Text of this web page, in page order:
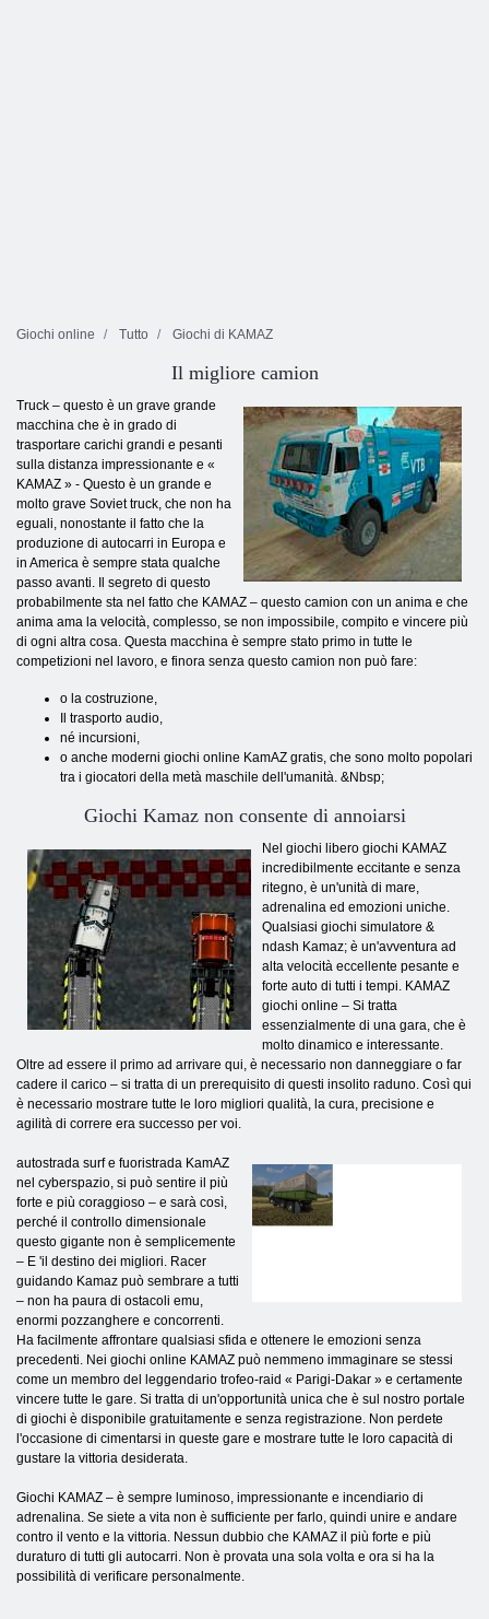
Giochi online Tutto Giochi di KAMAZ
Il migliore camion
Truck – questo è un grave grande
macchina che è in grado di
trasportare carichi grandi e pesanti
sulla distanza impressionante e «
KAMAZ » - Questo è un grande e
molto grave Soviet truck, che non ha
eguali, nonostante il fatto che la
produzione di autocarri in Europa e
in America è sempre stata qualche
passo avanti. Il segreto di questo
probabilmente sta nel fatto che KAMAZ – questo camion con un anima e che
anima ama la velocità, complesso, se non impossibile, compito e vincere più
di ogni altra cosa. Questa macchina è sempre stato primo in tutte le
competizioni nel lavoro, e finora senza questo camion non può fare:
o la costruzione,
Il trasporto audio,
né incursioni,
o anche moderni giochi online KamAZ gratis, che sono molto popolari
tra i giocatori della metà maschile dell'umanità. &Nbsp;
Giochi Kamaz non consente di annoiarsi
Nel giochi libero giochi KAMAZ
incredibilmente eccitante e senza
ritegno, è un'unità di mare,
adrenalina ed emozioni uniche.
Qualsiasi giochi simulatore &
ndash Kamaz; è un'avventura ad
alta velocità eccellente pesante e
forte auto di tutti i tempi. KAMAZ
giochi online – Si tratta
essenzialmente di una gara, che è
molto dinamico e interessante.
Oltre ad essere il primo ad arrivare qui, è necessario non danneggiare o far
cadere il carico – si tratta di un prerequisito di questi insolito raduno. Così qui
è necessario mostrare tutte le loro migliori qualità, la cura, precisione e
agilità di correre era successo per voi.
autostrada surf e fuoristrada KamAZ
nel cyberspazio, si può sentire il più
forte e più coraggioso – e sarà così,
perché il controllo dimensionale
questo gigante non è semplicemente
– E 'il destino dei migliori. Racer
guidando Kamaz può sembrare a tutti
– non ha paura di ostacoli emu,
enormi pozzanghere e concorrenti.
Ha facilmente affrontare qualsiasi sfida e ottenere le emozioni senza
precedenti. Nei giochi online KAMAZ può nemmeno immaginare se stessi
come un membro del leggendario trofeo-raid « Parigi-Dakar » e certamente
vincere tutte le gare. Si tratta di un'opportunità unica che è sul nostro portale
di giochi è disponibile gratuitamente e senza registrazione. Non perdete
l'occasione di cimentarsi in queste gare e mostrare tutte le loro capacità di
gustare la vittoria desiderata.
Giochi KAMAZ – è sempre luminoso, impressionante e incendiario di
adrenalina. Se siete a vita non è sufficiente per farlo, quindi unire e andare
contro il vento e la vittoria. Nessun dubbio che KAMAZ il più forte e più
duraturo di tutti gli autocarri. Non è provata una sola volta e ora si ha la
possibilità di verificare personalmente.